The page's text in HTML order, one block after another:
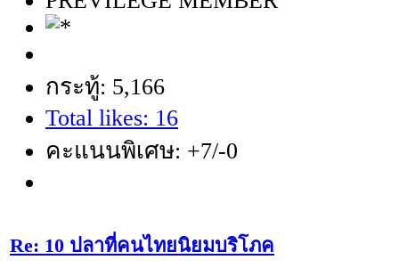
กระทู้: 5,166
Total likes: 16
คะแนนพิเศษ: +7/-0
Re: 10 ปลาที่คนไทยนิยมบริโภค